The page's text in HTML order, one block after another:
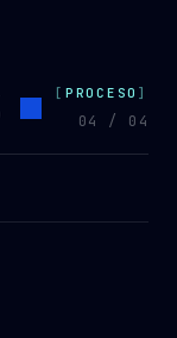
PROCESO
04 / 04